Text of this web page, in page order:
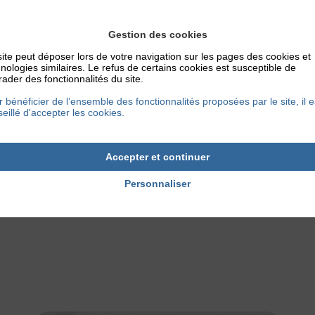
une bonne chose. Il ne faut pas sacrifier la
sur l’autel du tout numérique. En France nous sommes en
maximale.
agréé doit d’ailleurs travailler avec un médecin, qui est le
donnée. Ceci, pour garantir l’application des principes
au serment d’Hippocrate
. Attention, on ne fait pas
Gestion des cookies
peut déposer lors de votre navigation sur les pages des cookies et
similaires. Le refus de certains cookies est susceptible de
des fonctionnalités du site.
bénéficier de l’ensemble des fonctionnalités proposées par le site, il
d'accepter les cookies.
Accepter et continuer
Personnaliser